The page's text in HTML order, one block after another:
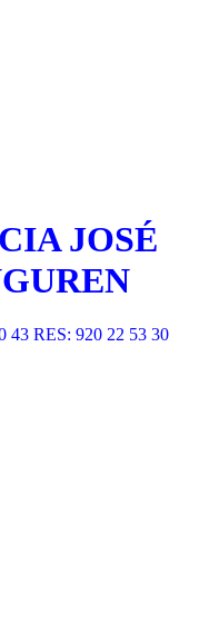
JOSÉ
43 RES: 920 22 53 30